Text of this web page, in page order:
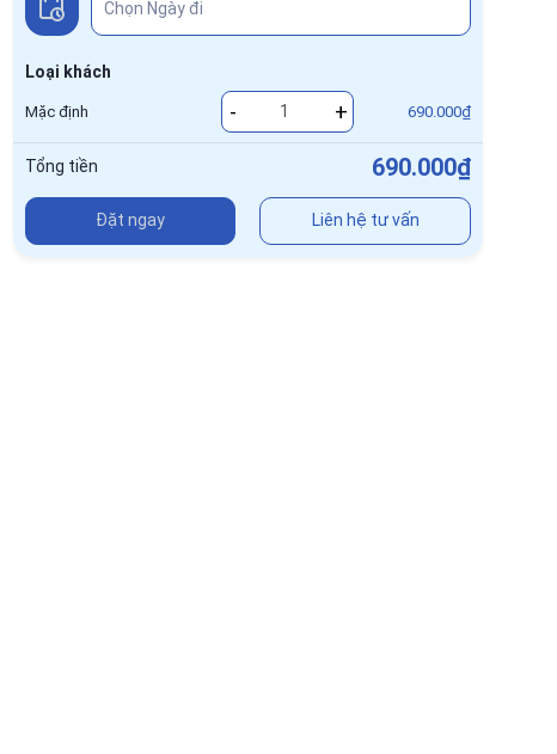
Loại khách
Mặc định - + 690.000₫
Tổng tiền 690.000₫
Đặt ngay Liên hệ tư vấn